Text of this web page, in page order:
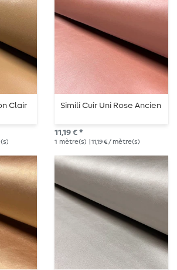
Clair Simili Cuir Uni Rose Ancien
11,19 € *
1 mètre(s) | 11,19 € / mètre(s)